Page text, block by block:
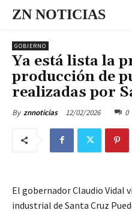
ZN NOTICIAS
GOBIERNO
Ya está lista la
producción de
realizadas por
By znnoticias 12/02/2026 0
El gobernador Claudio Vidal
industrial de Santa Cruz